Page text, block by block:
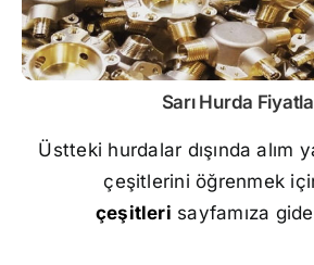
Sarı Hurda
Üstteki hurdalar dışında alım
çeşitlerini öğrenmek
çeşitleri sayfamıza